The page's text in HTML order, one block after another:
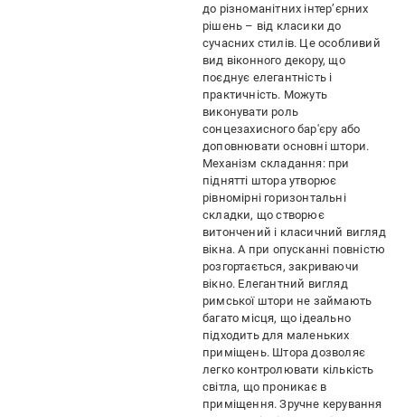
до різноманітних інтер’єрних
рішень – від класики до
сучасних стилів. Це особливий
вид віконного декору, що
поєднує елегантність і
практичність. Можуть
виконувати роль
сонцезахисного бар'єру або
доповнювати основні штори.
Механізм складання: при
піднятті штора утворює
рівномірні горизонтальні
складки, що створює
витончений і класичний вигляд
вікна. А при опусканні повністю
розгортається, закриваючи
вікно. Елегантний вигляд
римської штори не займають
багато місця, що ідеально
підходить для маленьких
приміщень. Штора дозволяє
легко контролювати кількість
світла, що проникає в
приміщення. Зручне керування